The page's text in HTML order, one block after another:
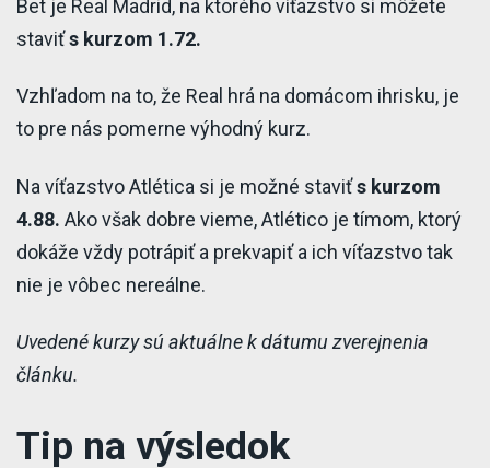
Bet je Real Madrid, na ktorého víťazstvo si môžete
staviťs kurzom 1.72.
Vzhľadom na to, že Real hrá na domácom ihrisku, je
to pre nás pomerne výhodný kurz.
Na víťazstvo Atlética si je možné staviťs kurzom
4.88. Ako však dobre vieme, Atlético je tímom, ktorý
dokáže vždy potrápiť a prekvapiť a ich víťazstvo tak
nie je vôbec nereálne.
Uvedené kurzy sú aktuálne k dátumu zverejnenia
článku.
Tip na výsledok